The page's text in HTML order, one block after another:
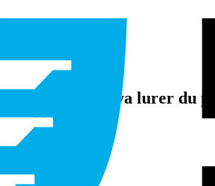
Hva lurer du